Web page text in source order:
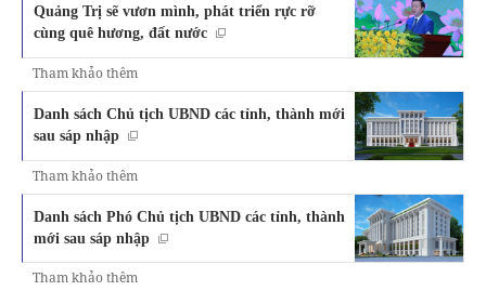
Quảng Trị sẽ vươn mình, phát triển rực rỡ
cùng quê hương, đất nước
Tham khảo thêm
Danh sách Chủ tịch UBND các tỉnh, thành mới
sau sáp nhập
Tham khảo thêm
Danh sách Phó Chủ tịch UBND các tỉnh, thành
mới sau sáp nhập
Tham khảo thêm